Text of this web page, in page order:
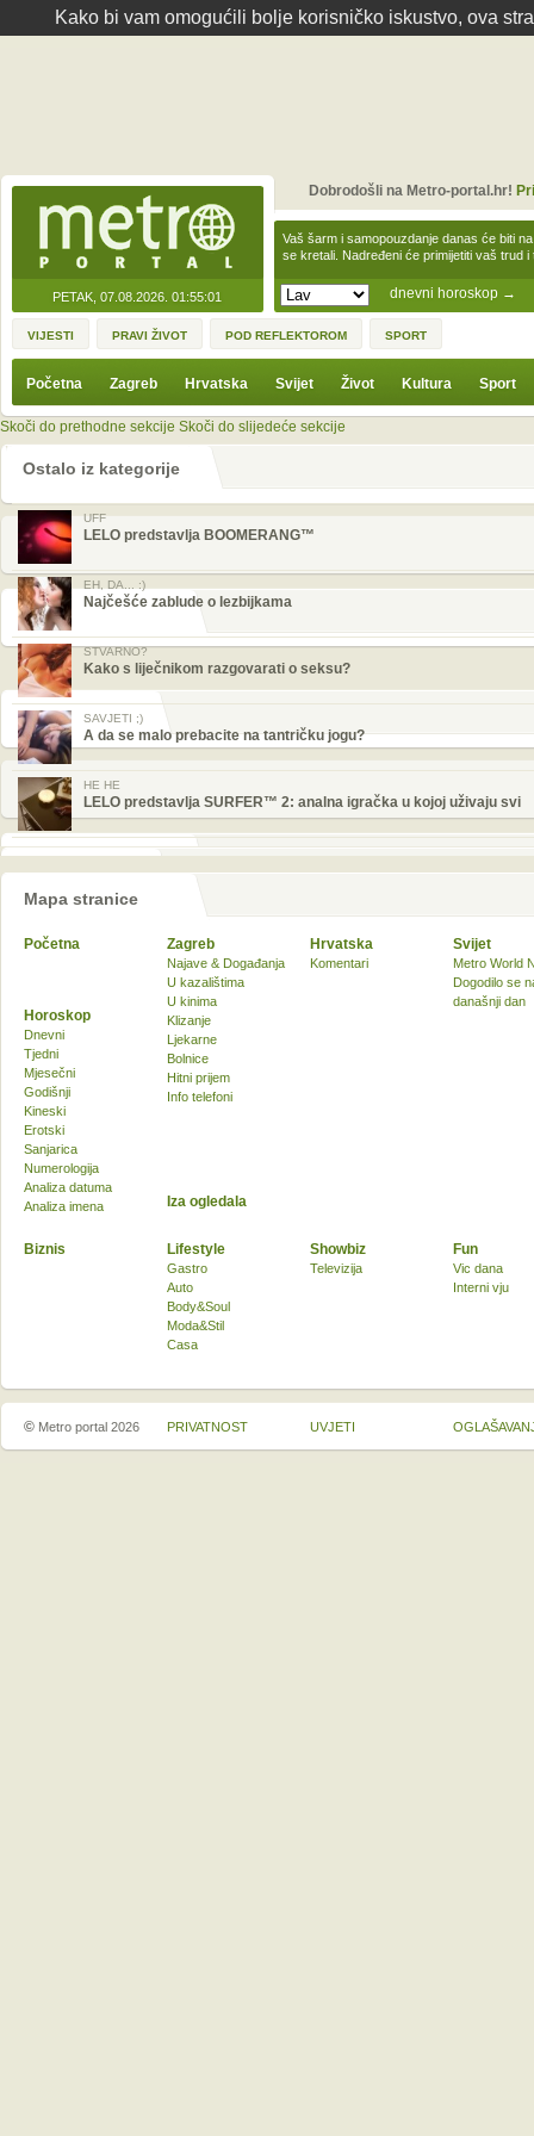
Kako bi vam omogućili bolje korisničko iskustvo, ova
PETAK, 07.08.2026. 01:55:01 dnevni horoskop →
Vaš šarm i samopouzdanje danas će biti
se kretali. Nadređeni će primijetiti vaš trud
Dobrodošli na Metro-portal.hr!
VIJESTI PRAVI ŽIVOT POD REFLEKTOROM SPORT
Početna Zagreb Hrvatska Svijet Život Kultura Sport
Skoči do prethodne sekcije Skoči do slijedeće sekcije
Ostalo iz kategorije
UFF
LELO predstavlja BOOMERANG™
EH, DA... :)
Najčešće zablude o lezbijkama
STVARNO?
Kako s liječnikom razgovarati o seksu?
SAVJETI ;)
A da se malo prebacite na tantričku jogu?
HE HE
LELO predstavlja SURFER™ 2: analna igračka u kojoj uživaju svi
Mapa stranice
Početna Zagreb
Najave & Događanja
U kazalištima
U kinima
Klizanje
Ljekarne
Bolnice
Hitni prijem
Info telefoni
Hrvatska
Komentari
Svijet
Metro World
Dogodilo se
današnji dan
Biznis Lifestyle
Gastro
Auto
Body&Soul
Moda&Stil
Casa
Showbiz
Televizija
Fun
Vic dana
Interni vju
Horoskop
Dnevni
Tjedni
Mjesečni
Godišnji
Kineski
Erotski
Sanjarica
Numerologija
Analiza datuma
Analiza imena
Iza ogledala
© Metro portal 2026 PRIVATNOST UVJETI